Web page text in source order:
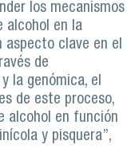
los mecanismos
alcohol en la
aspecto clave en el
de
la genómica, el
de este proceso,
alcohol en función
y pisquera”,